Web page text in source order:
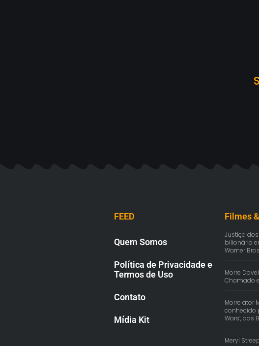
FEED
Quem Somos
Política de Privacidade e
Termos de Uso
Contato
Mídia Kit
Filmes
Justiça
bilionária
Warner
Morre
Chamado
Morre ator
conhecido
Wars’, aos
Meryl